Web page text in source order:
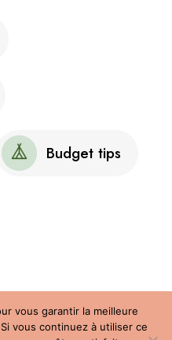
Budget tips
vous garantir la meilleure
vous continuez à utiliser ce